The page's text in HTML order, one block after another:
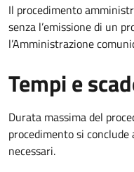
Il procedimento
senza l’emissione di un
l’Amministrazione
Tempi e
Durata massima del
procedimento si
necessari.